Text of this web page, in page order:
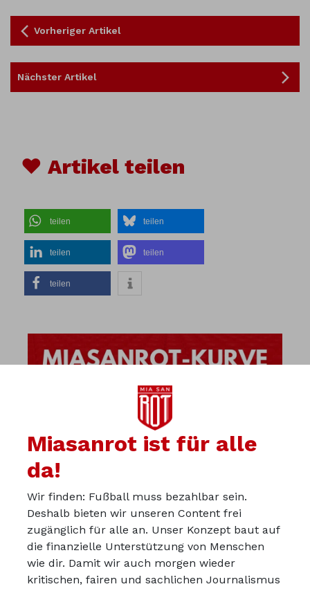
Vorheriger Artikel
Nächster Artikel
♥ Artikel teilen
teilen teilen
teilen teilen
teilen
Miasanrot ist für alle
da!
Wir finden: Fußball muss bezahlbar sein.
Deshalb bieten wir unseren Content frei
zugänglich für alle an. Unser Konzept baut auf
die finanzielle Unterstützung von Menschen
wie dir. Damit wir auch morgen wieder
kritischen, fairen und sachlichen Journalismus